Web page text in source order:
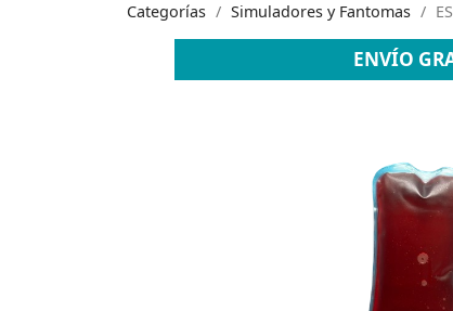
Categorías Simuladores y Fantomas
ENVÍO